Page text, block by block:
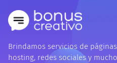
Brindamos servicios de
hosting, redes sociales y